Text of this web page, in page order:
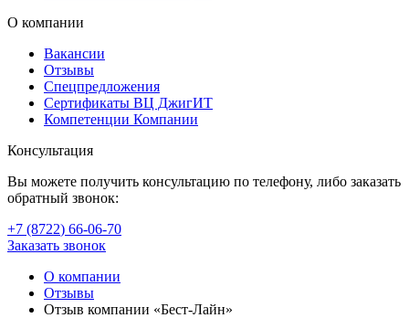
О компании
Вакансии
Отзывы
Спецпредложения
Сертификаты ВЦ ДжигИТ
Компетенции Компании
Консультация
Вы можете получить консультацию по телефону, либо заказать
обратный звонок:
+7 (8722) 66-06-70
Заказать звонок
О компании
Отзывы
Отзыв компании «Бест-Лайн»